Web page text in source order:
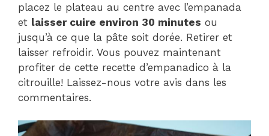
placez le plateau au centre avec l’empanada
et laisser cuire environ 30 minutes ou
jusqu’à ce que la pâte soit dorée. Retirer et
laisser refroidir. Vous pouvez maintenant
profiter de cette recette d’empanadico à la
citrouille! Laissez-nous votre avis dans les
commentaires.